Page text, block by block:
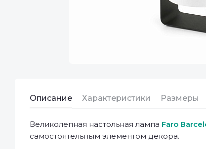
Описание Характеристики Размеры
Великолепная настольная лампа Faro
самостоятельным элементом декора.